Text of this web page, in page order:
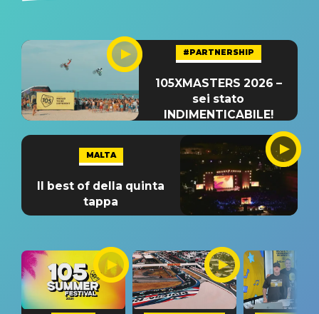
#PARTNERSHIP
105XMASTERS 2026 –
sei stato
INDIMENTICABILE!
MALTA
Il best of della quinta
tappa